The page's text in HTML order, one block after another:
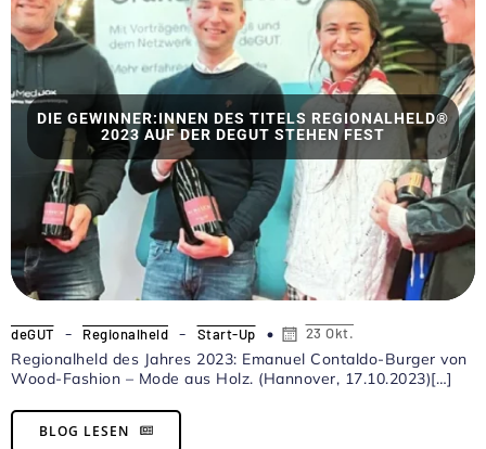
DIE GEWINNER:INNEN DES TITELS REGIONALHELD®
2023 AUF DER DEGUT STEHEN FEST
deGUT - Regionalheld - Start-Up 23 Okt.
Regionalheld des Jahres 2023: Emanuel Contaldo-Burger von
Wood-Fashion – Mode aus Holz. (Hannover, 17.10.2023)[…]
BLOG LESEN